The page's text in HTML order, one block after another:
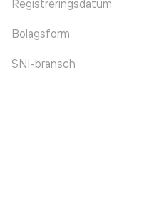
Registreringsdatum
Bolagsform
SNI-bransch